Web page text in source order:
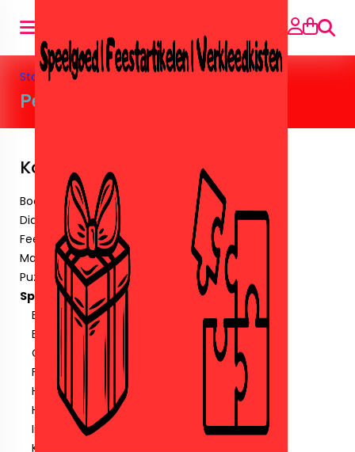
Suche
Startseite» Speelgoed»Pennen&Potloden
Pennen&Potloden
Kategorien
Boeken
Diamant paintingen.
Feestartikelen
Maskers & Tattoos & Stickers.
Puzzels
Speelgoed
Barbie&Poppen
Buiten speelgoed
Crystalbricks
Fisher price
Hotwheels
Hout speelgoed
Indiaan
Klein speelgoed tot € 1,00